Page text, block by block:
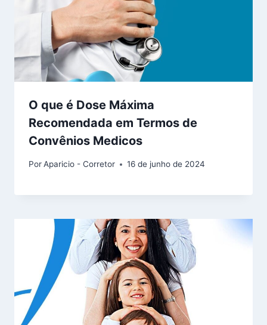
O que é Dose Máxima
Recomendada em Termos de
Convênios Medicos
PorAparicio - Corretor 16 de junho de 2024